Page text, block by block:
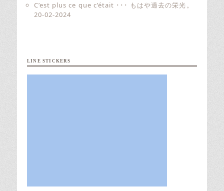
C’est plus ce que c’était ･･･ もはや過去の栄光。
20-02-2024
LINE STICKERS